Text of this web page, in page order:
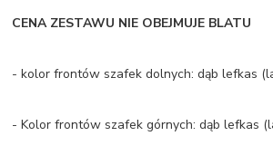
CENA ZESTAWU NIE OBEJMUJE BLATU
- kolor frontów szafek dolnych: dąb lefkas
- Kolor frontów szafek górnych: dąb lefkas